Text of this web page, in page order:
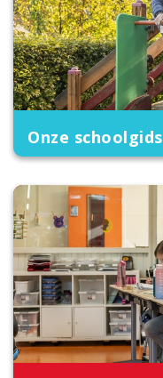
Onze schoolgids